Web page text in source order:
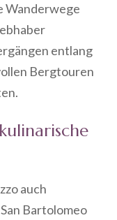
Wanderwege
entlang
Bergtouren
auch
Bartolomeo